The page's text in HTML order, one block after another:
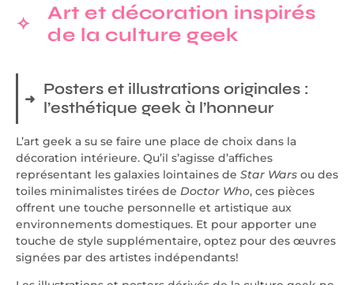
Art et décoration inspirés
de la culture geek
Posters et illustrations originales :
l’esthétique geek à l’honneur
L’art geek a su se faire une place de choix dans la
décoration intérieure. Qu’il s’agisse d’affiches
représentant les galaxies lointaines de Star Wars ou des
toiles minimalistes tirées de Doctor Who, ces pièces
offrent une touche personnelle et artistique aux
environnements domestiques. Et pour apporter une
touche de style supplémentaire, optez pour des œuvres
signées par des artistes indépendants!